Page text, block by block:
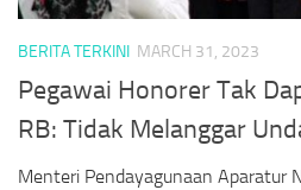
BERITA TERKINI MARCH 31, 2023
Pegawai Honorer Tak
RB: Tidak Melanggar
Menteri Pendayagunaan Aparatur